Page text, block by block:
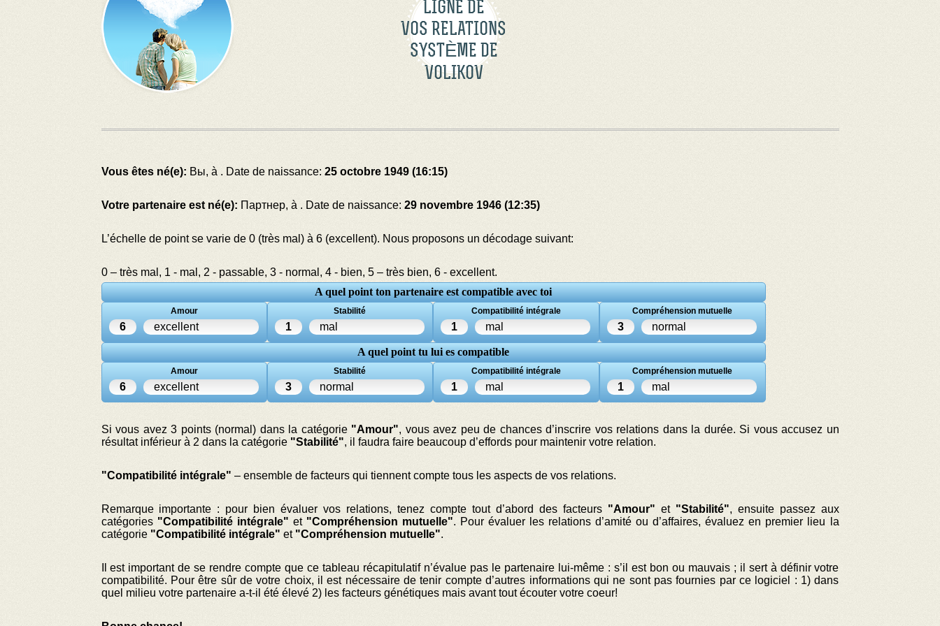
LIGNE DE
VOS RELATIONS
SYSTÈME DE
VOLIKOV
Vous êtes né(e): Вы, à . Date de naissance: 25 octobre 1949 (16:15)
Votre partenaire est né(e): Партнер, à . Date de naissance: 29 novembre 1946 (12:35)
L’échelle de point se varie de 0 (très mal) à 6 (excellent). Nous proposons un décodage suivant:
0 – très mal, 1 - mal, 2 - passable, 3 - normal, 4 - bien, 5 – très bien, 6 - excellent.
A quel point ton partenaire est compatible avec toi
Amour
6 excellent
Stabilité
1 mal
Compatibilité intégrale
1 mal
Compréhension mutuelle
3 normal
A quel point tu lui es compatible
Amour
6 excellent
Stabilité
3 normal
Compatibilité intégrale
1 mal
Compréhension mutuelle
1 mal
Si vous avez 3 points (normal) dans la catégorie "Amour", vous avez peu de chances d’inscrire vos relations dans la durée. Si vous accusez un
résultat inférieur à 2 dans la catégorie "Stabilité", il faudra faire beaucoup d’effords pour maintenir votre relation.
"Compatibilité intégrale" – ensemble de facteurs qui tiennent compte tous les aspects de vos relations.
Remarque importante : pour bien évaluer vos relations, tenez compte tout d’abord des facteurs "Amour" et "Stabilité", ensuite passez aux
catégories "Compatibilité intégrale" et "Compréhension mutuelle". Pour évaluer les relations d’amité ou d’affaires, évaluez en premier lieu la
catégorie "Compatibilité intégrale" et "Compréhension mutuelle".
Il est important de se rendre compte que ce tableau récapitulatif n’évalue pas le partenaire lui-même : s’il est bon ou mauvais ; il sert à définir votre
compatibilité. Pour être sûr de votre choix, il est nécessaire de tenir compte d’autres informations qui ne sont pas fournies par ce logiciel : 1) dans
quel milieu votre partenaire a-t-il été élevé 2) les facteurs génétiques mais avant tout écouter votre coeur!